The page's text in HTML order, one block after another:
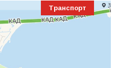
Транспорт